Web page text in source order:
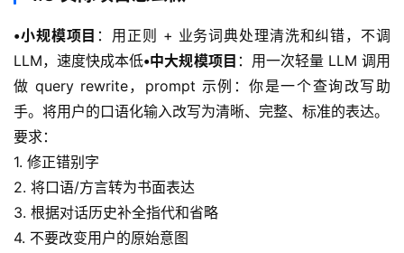
•小规模项目 ：用正则 + 业务词典处理清洗和纠错，不调
LLM，速度快成本低•中大规模项目 ：用一次轻量 LLM 调用
做 query rewrite，prompt 示例：你是一个查询改写助
手。将用户的口语化输入改写为清晰、完整、标准的表达。
要求：
1. 修正错别字
2. 将口语/方言转为书面表达
3. 根据对话历史补全指代和省略
4. 不要改变用户的原始意图